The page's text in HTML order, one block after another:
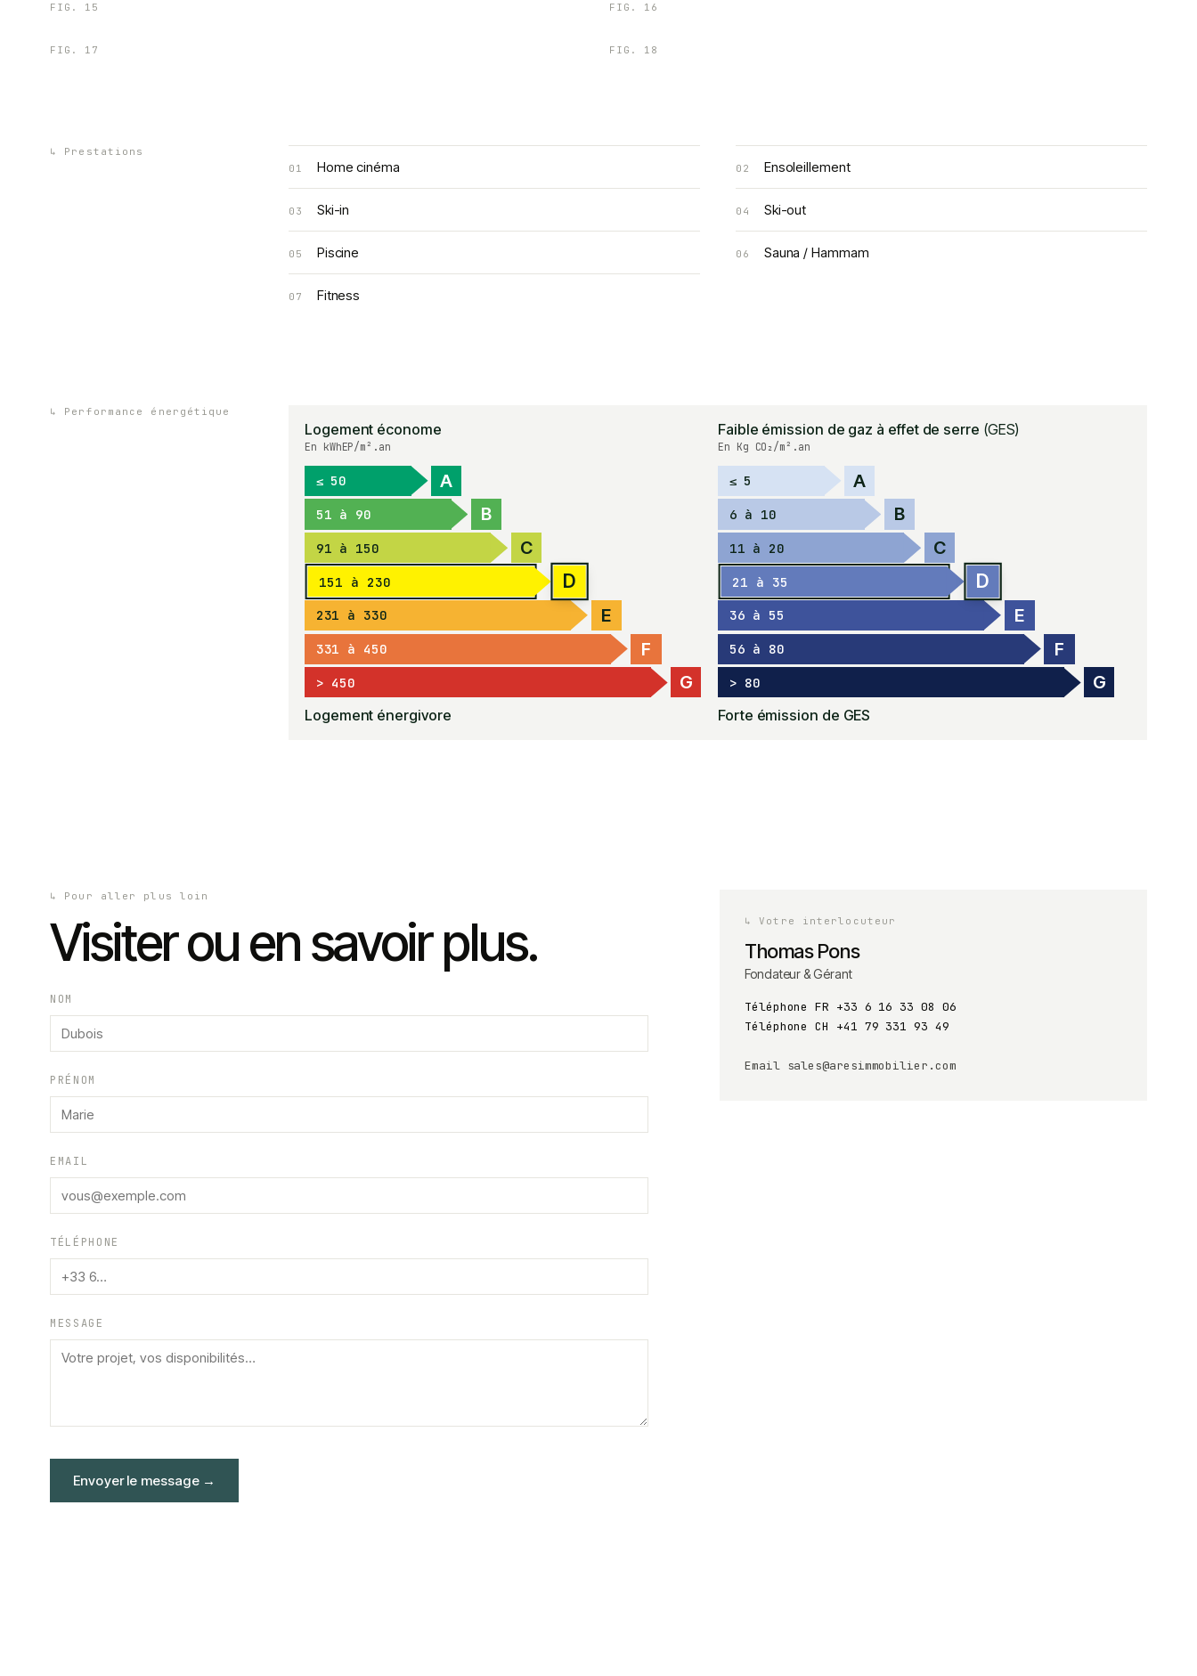
FIG. 15 FIG. 16
FIG. 17 FIG. 18
↳ Prestations
01
Home cinéma 02 Ensoleillement
03 Ski-in 04 Ski-out
05 Piscine 06 Sauna / Hammam
07 Fitness
↳ Performance énergétique
Logement économe
En kWhEP/m².an
≤ 50 A
51 à 90 B
91 à 150 C
151 à 230 D
231 à 330 E
331 à 450 F
> 450 G
Logement énergivore
Faible émission de gaz à effet de serre (GES)
En Kg CO₂/m².an
≤ 5 A
6 à 10 B
11 à 20 C
21 à 35 D
36 à 55 E
56 à 80 F
> 80 G
Forte émission de GES
↳ Pour aller plus loin
Visiter ou en savoir plus.
NOM
PRÉNOM
EMAIL
TÉLÉPHONE
MESSAGE
Envoyer le message→
↳Votre interlocuteur
Thomas Pons
Fondateur & Gérant
Téléphone FR +33 6 16 33 08 06
Téléphone CH
+41 79 331 93 49
Email sales@aresimmobilier.com